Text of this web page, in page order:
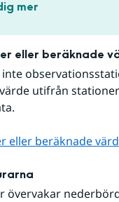
mer
eller beräknade
utifrån
eller beräknade
övervakar